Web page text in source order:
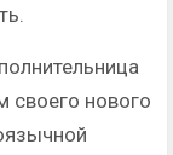
своего нового